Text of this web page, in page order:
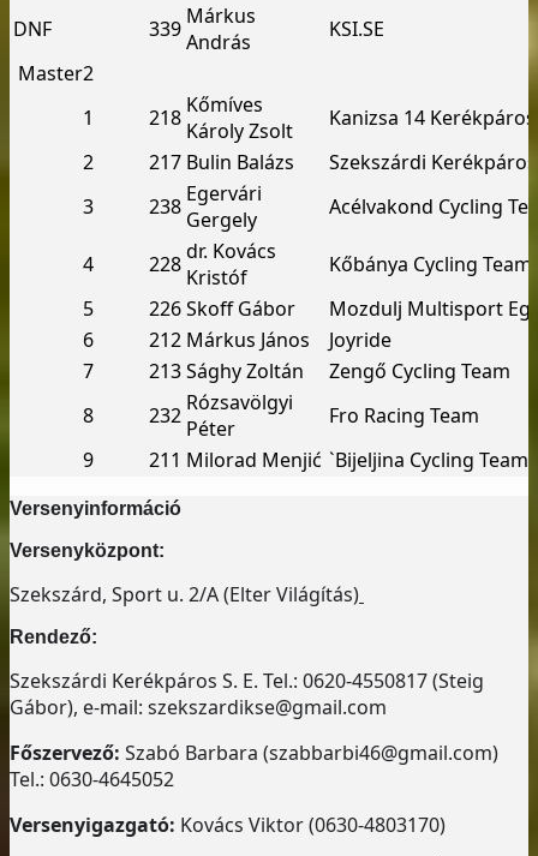
DNF 339 Márkus
András
KSI.SE
Master2
1
218 Kőmíves
Károly Zsolt
Kanizsa 14
2
217 Bulin Balázs
Szekszárdi Kerékpáros
3
238 Egervári
Gergely
Acélvakond Cycling
4 228dr. Kovács
Kristóf
Kőbánya Cycling Team
5
226Skoff Gábor
Mozdulj Multisport
6
212 Márkus János
Joyride
7
213Sághy Zoltán
Zengő Cycling Team
8
232 Rózsavölgyi
Péter
Fro Racing Team
9
211 Milorad Menjić `Bijeljina Cycling Team“
Versenyinformáció
Versenyközpont:
Szekszárd, Sport u. 2/A (Elter Világítás)
Rendező:
Szekszárdi Kerékpáros S. E. Tel.: 0620-4550817 (Steig
Gábor), e-mail: szekszardikse@gmail.com
Főszervező: Szabó Barbara (szabbarbi46@gmail.com)
Tel.: 0630-4645052
Versenyigazgató: Kovács Viktor (0630-4803170)